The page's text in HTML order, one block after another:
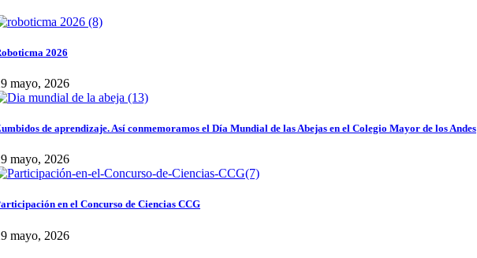
2026
mayo, 2026
de aprendizaje. Así conmemoramos el Día Mundial de las Abejas en el Colegio Mayor de los Andes
mayo, 2026
en el Concurso de Ciencias CCG
mayo, 2026